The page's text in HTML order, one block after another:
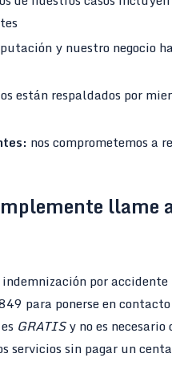
y nuestro negocio
están respaldados por
nos comprometemos a
llame
por
para ponerse en
GRATISy no es
servicios sin pagar un